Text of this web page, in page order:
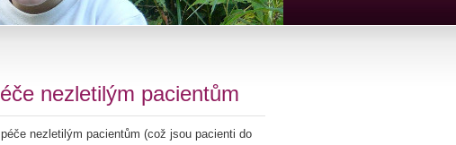
nezletilým pacientům
nezletilým pacientům (což jsou pacienti do